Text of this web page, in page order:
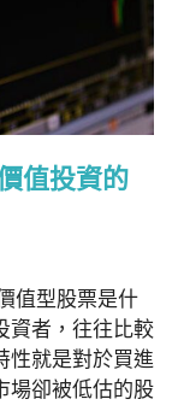
值投資的
值型股票是什
資者，往往比較
性就是對於買進
場卻被低估的股